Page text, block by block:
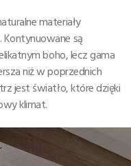
materiały
Kontynuowane są
boho, lecz gama
niż w poprzednich
jest światło, które dzięki
klimat.